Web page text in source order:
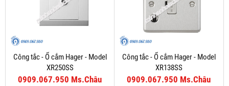
Công tắc - Ổ cắm Hager - Model
XR250SS
0909.067.950 Ms.Châu
Công tắc - Ổ cắm Hager - Model
XR138SS
0909.067.950 Ms.Châu